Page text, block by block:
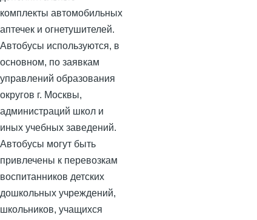
комплекты автомобильных
аптечек и огнетушителей.
Автобусы используются, в
основном, по заявкам
управлений образования
округов г. Москвы,
администраций школ и
иных учебных заведений.
Автобусы могут быть
привлечены к перевозкам
воспитанников детских
дошкольных учреждений,
школьников, учащихся